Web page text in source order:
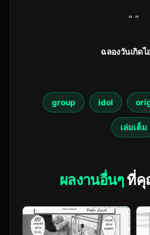
” ”
ฉลองวันเกิดไ
group idol
เล่มเต็ม
ผลงานอื่นๆที่คุ